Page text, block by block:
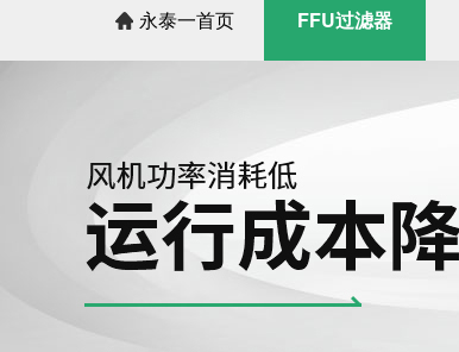
永泰一首页 FFU过滤器